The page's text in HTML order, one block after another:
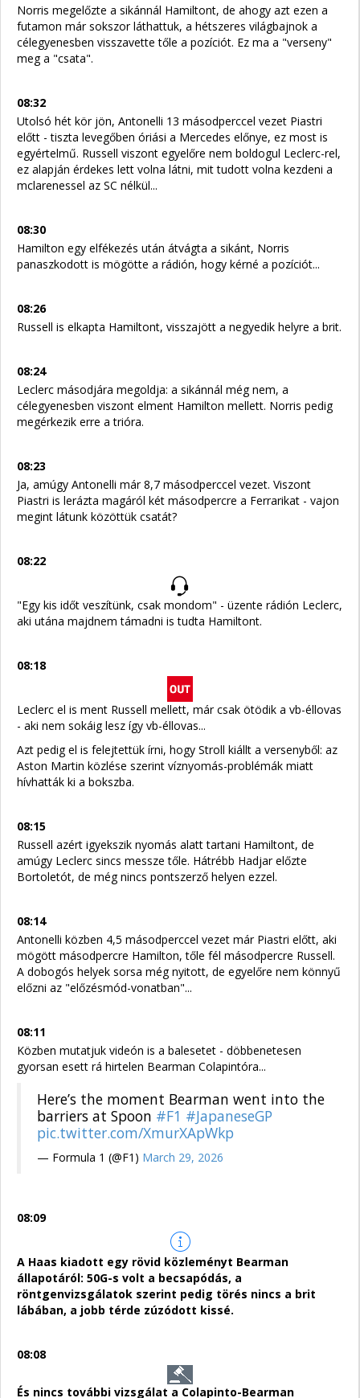
Norris megelőzte a sikánnál Hamiltont, de ahogy azt ezen a
futamon már sokszor láthattuk, a hétszeres világbajnok a
célegyenesben visszavette tőle a pozíciót. Ez ma a "verseny"
meg a "csata".
08:32
Utolsó hét kör jön, Antonelli 13 másodperccel vezet Piastri
előtt - tiszta levegőben óriási a Mercedes előnye, ez most is
egyértelmű. Russell viszont egyelőre nem boldogul Leclerc-rel,
ez alapján érdekes lett volna látni, mit tudott volna kezdeni a
mclarenessel az SC nélkül...
08:30
Hamilton egy elfékezés után átvágta a sikánt, Norris
panaszkodott is mögötte a rádión, hogy kérné a pozíciót...
08:26
Russell is elkapta Hamiltont, visszajött a negyedik helyre a brit.
08:24
Leclerc másodjára megoldja: a sikánnál még nem, a
célegyenesben viszont elment Hamilton mellett. Norris pedig
megérkezik erre a trióra.
08:23
Ja, amúgy Antonelli már 8,7 másodperccel vezet. Viszont
Piastri is lerázta magáról két másodpercre a Ferrarikat - vajon
megint látunk közöttük csatát?
08:22
"Egy kis időt veszítünk, csak mondom" - üzente rádión Leclerc,
aki utána majdnem támadni is tudta Hamiltont.
08:18
Leclerc el is ment Russell mellett, már csak ötödik a vb-éllovas
- aki nem sokáig lesz így vb-éllovas...
Azt pedig el is felejtettük írni, hogy Stroll kiállt a versenyből: az
Aston Martin közlése szerint víznyomás-problémák miatt
hívhatták ki a bokszba.
08:15
Russell azért igyekszik nyomás alatt tartani Hamiltont, de
amúgy Leclerc sincs messze tőle. Hátrébb Hadjar előzte
Bortoletót, de még nincs pontszerző helyen ezzel.
08:14
Antonelli közben 4,5 másodperccel vezet már Piastri előtt, aki
mögött másodpercre Hamilton, tőle fél másodpercre Russell.
A dobogós helyek sorsa még nyitott, de egyelőre nem könnyű
előzni az "előzésmód-vonatban"...
08:11
Közben mutatjuk videón is a balesetet - döbbenetesen
gyorsan esett rá hirtelen Bearman Colapintóra...
Here’s the moment Bearman went into the
barriers at Spoon #F1 #JapaneseGP
pic.twitter.com/XmurXApWkp
— Formula 1 (@F1) March 29, 2026
08:09
A Haas kiadott egy rövid közleményt Bearman
állapotáról: 50G-s volt a becsapódás, a
röntgenvizsgálatok szerint pedig törés nincs a brit
lábában, a jobb térde zúzódott kissé.
08:08
És nincs további vizsgálat a Colapinto-Bearman